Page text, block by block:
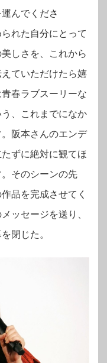
んでくださ
れた自分にとって
しさを、これから
ていただけたら嬉
春ラブスーリーな
、これまでになか
阪本さんのエンデ
ずに絶対に観てほ
そのシーンの先
品を完成させてく
ッセージを送り、
閉じた。